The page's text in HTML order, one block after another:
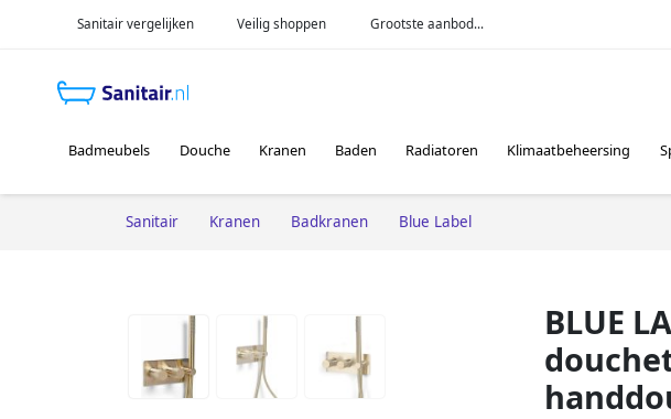
Sanitair vergelijken Veilig shoppen Grootste aanbod...
Badmeubels Douche Kranen Baden Radiatoren Klimaatbeheersing
Sanitair Kranen Badkranen Blue Label
BLUE